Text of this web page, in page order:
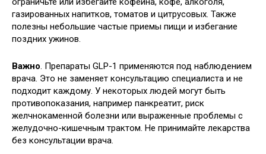
газированных напитков, томатов и цитрусовых. Также
полезны небольшие частые приемы пищи и избегание
поздних ужинов.
Важно. Препараты GLP-1 применяются под наблюдением
врача. Это не заменяет консультацию специалиста и не
подходит каждому. У некоторых людей могут быть
противопоказания, например панкреатит, риск
желчнокаменной болезни или выраженные проблемы с
желудочно-кишечным трактом. Не принимайте лекарства
без консультации врача.